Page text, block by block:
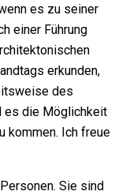
es zu seiner
einer Führung
erkunden,
des
es die Möglichkeit
kommen. Ich freue
Sie sind